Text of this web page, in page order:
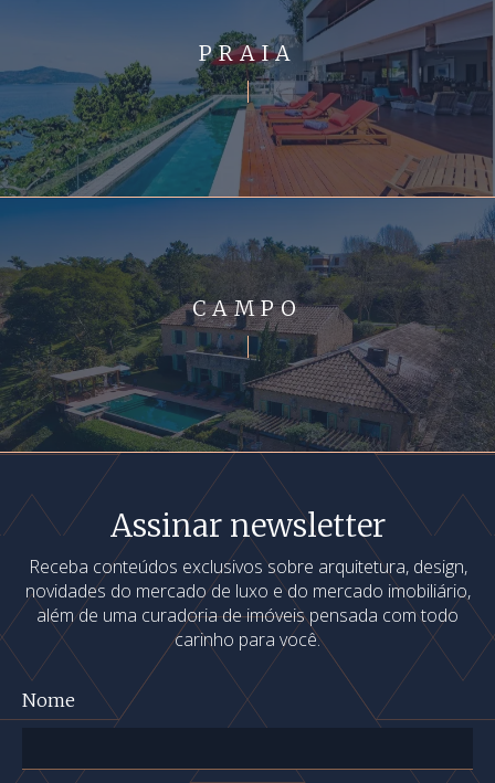
PRAIA
CAMPO
Assinar newsletter
Receba conteúdos exclusivos sobre arquitetura, design,
novidades do mercado de luxo e do mercado imobiliário,
além de uma curadoria de imóveis pensada com todo
carinho para você.
Nome